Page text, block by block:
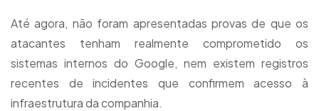
Até agora, não foram apresentadas provas de que os
atacantes tenham realmente comprometido os
sistemas internos do Google, nem existem registros
recentes de incidentes que confirmem acesso à
infraestrutura da companhia.